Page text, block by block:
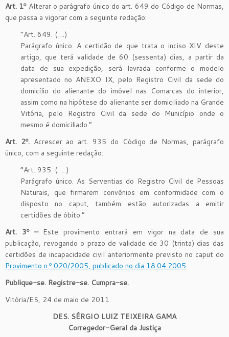
Art. 1ºAlterar o parágrafo único do art. 649 do Código de Normas,
que passa a vigorar com a seguinte redação:
“Art. 649. (….)
Parágrafo único. A certidão de que trata o inciso XIV deste
artigo, que terá validade de 60 (sessenta) dias, a partir da
data de sua expedição, será lavrada conforme o modelo
apresentado no ANEXO IX, pelo Registro Civil da sede do
domicílio do alienante do imóvel nas Comarcas do interior,
assim como na hipótese do alienante ser domiciliado na Grande
Vitória, pelo Registro Civil da sede do Município onde o
mesmo é domiciliado.”
Art. 2º.Acrescer ao art. 935 do Código de Normas, parágrafo
único, com a seguinte redação:
“Art. 935. (…..)
Parágrafo único. As Serventias do Registro Civil de Pessoas
Naturais, que firmarem convênios em conformidade com o
disposto no caput, também estão autorizadas a emitir
certidões de óbito.”
Art. 3º –Este provimento entrará em vigor na data de sua
publicação, revogando o prazo de validade de 30 (trinta) dias das
certidões de incapacidade civil anteriormente previsto no caput do
Provimento n.º 020/2005, publicado no dia 18.04.2005.
Publique-se. Registre-se. Cumpra-se.
Vitória/ES, 24 de maio de 2011.
DES. SÉRGIO LUIZ TEIXEIRA GAMA
Corregedor-Geral da Justiça